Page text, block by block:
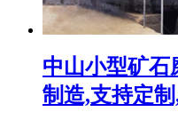
中山小型矿石
制造,支持定